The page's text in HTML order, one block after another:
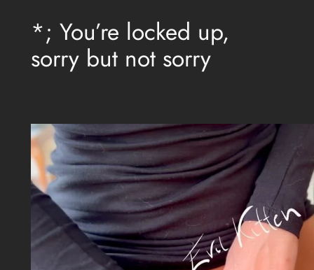
*; You’re locked up,
sorry but not sorry